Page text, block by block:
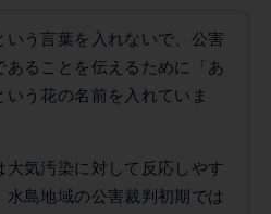
いう言葉を入れないで、公害
あることを伝えるために「あ
いう花の名前を入れていま
大気汚染に対して反応しやす
水島地域の公害裁判初期では